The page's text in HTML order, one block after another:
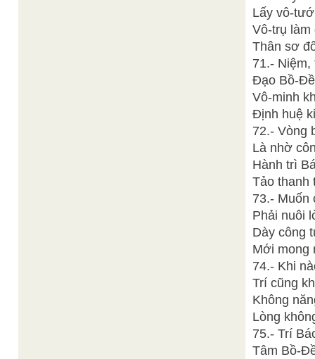
Lấy vô-
Vô-trụ làm
Thân sơ
71.-
Đạo Bồ-
Vô-minh
Định huệ
72.- Vòng
Là nhờ
Hành trì
Tảo thanh
73.- Muốn
Phải nuôi
Dày công
Mới mong
74.- Khi
Trí cũng
Không
Lòng
75.- Trí
Tâm Bồ-